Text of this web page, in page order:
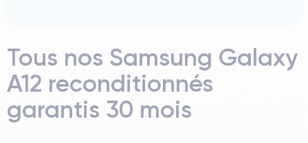
Tous nos Samsung Galaxy
A12 reconditionnés
garantis 30 mois